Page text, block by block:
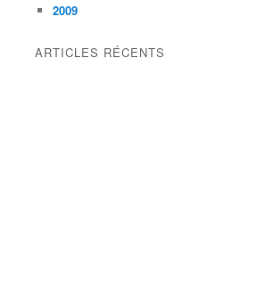
2009
ARTICLES RÉCENTS